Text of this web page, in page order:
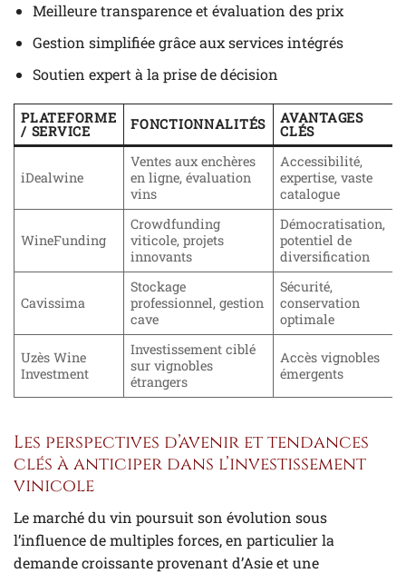
Meilleure transparence et évaluation des prix
Gestion simplifiée grâce aux services intégrés
Soutien expert à la prise de décision
PLATEFORME
/ SERVICE FONCTIONNALITÉS AVANTAGES
CLÉS
iDealwine
Ventes aux enchères
en ligne, évaluation
vins
Accessibilité,
expertise, vaste
catalogue
WineFunding
Crowdfunding
viticole, projets
innovants
Démocratisation,
potentiel de
diversification
Cavissima
Stockage
professionnel, gestion
cave
Sécurité,
conservation
optimale
Uzès Wine
Investment
Investissement ciblé
sur vignobles
étrangers
Accès vignobles
émergents
Les perspectives d’avenir et tendances
clés à anticiper dans l’investissement
vinicole
Le marché du vin poursuit son évolution sous
l’influence de multiples forces, en particulier la
demande croissante provenant d’Asie et une